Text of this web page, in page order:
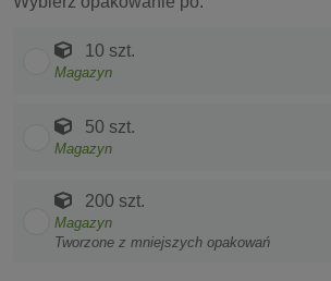
10 szt.
Magazyn
50 szt.
Magazyn
200 szt.
Magazyn
Tworzone z mniejszych opakowań